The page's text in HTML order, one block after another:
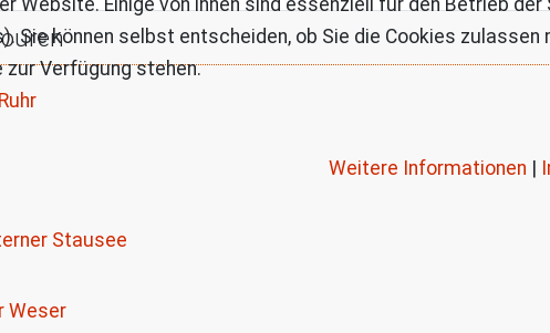
Stausee
Weser
Sie können selbst entscheiden, ob Sie die Cookies
Verfügung stehen.
Weitere Informationen